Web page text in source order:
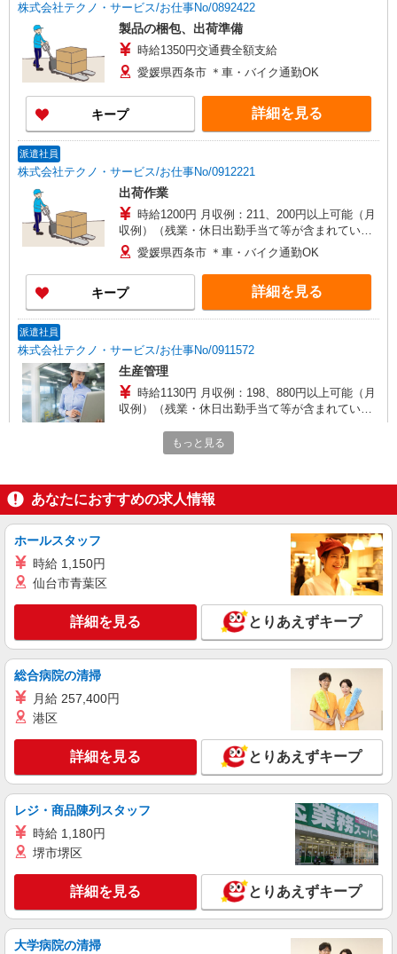
株式会社テクノ・サービス/お仕事No/0892422
製品の梱包、出荷準備
時給1350円交通費全額支給
愛媛県西条市 ＊車・バイク通勤OK
キープ 詳細を見る
派遣社員
株式会社テクノ・サービス/お仕事No/0912221
出荷作業
時給1200円 月収例：211、200円以上可能（月
収例）（残業・休日出勤手当て等が含まれていま
す） 交通費全額支給
愛媛県西条市 ＊車・バイク通勤OK
キープ 詳細を見る
派遣社員
株式会社テクノ・サービス/お仕事No/0911572
生産管理
時給1130円 月収例：198、880円以上可能（月
収例）（残業・休日出勤手当て等が含まれていま
愛媛県西条市 ＊車・バイク通勤OK
派遣社員
株式会社テクノ・サービス/お仕事No/0884318
時給1150円 月収例：231、160円以上可能（月
収例）（残業・休日出勤手当て等が含まれていま
す） 交通費全額支給
愛媛県西条市 ＊車・バイク通勤OK
キープ 詳細を見る
派遣社員
株式会社テクノ・サービス/お仕事No/0903500
時給1150円 月収例：202、400円以上可能（月
収例）（残業・休日出勤手当て等が含まれていま
す） 交通費全額支給
愛媛県西条市 ＊車・バイク通勤OK
キープ 詳細を見る
株式会社リオン
自動車アクセサリーの製造スタッフ
月給245,000円〜280,000円（経験・能力によ
もっと見る
あなたにおすすめの求人情報
ホールスタッフ
時給 1,150円
仙台市青葉区
詳細を見る とりあえずキープ
総合病院の清掃
月給 257,400円
港区
詳細を見る とりあえずキープ
レジ・商品陳列スタッフ
時給 1,180円
堺市堺区
詳細を見る とりあえずキープ
大学病院の清掃